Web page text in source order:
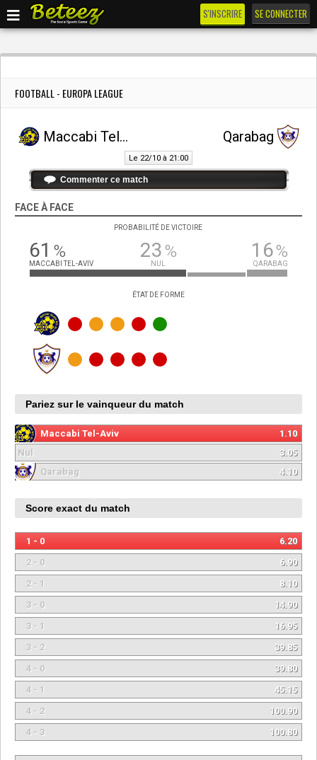
S'INSCRIRE SE CONNECTER
FOOTBALL - EUROPA LEAGUE
Maccabi Tel-Aviv Qarabag
Le 22/10 à 21:00
Commenter ce match
FACE À FACE
PROBABILITÉ DE VICTOIRE
61 %
MACCABI TEL-AVIV
23%
NUL
16%
QARABAG
ÉTAT DE FORME
Pariez sur le vainqueur du match
Maccabi Tel-Aviv
1.10
Nul
3.05
Qarabag
4.10
Score exact du match
1 - 0
6.20
2 - 0
6.90
2 - 1
8.10
3 - 0
14.90
3 - 1
16.95
3 - 2
39.85
4 - 0
39.80
4 - 1
45.15
4 - 2
100.90
4 - 3
100.80